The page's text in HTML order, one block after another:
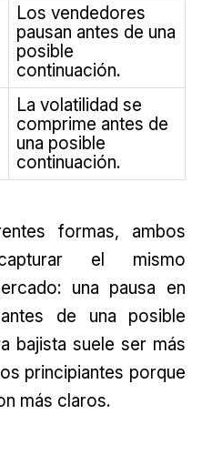
Los vendedores
pausan antes de una
posible
continuación.
La volatilidad se
comprime antes de
una posible
continuación.
formas, ambos
el mismo
una pausa en
de una posible
bajista suele ser más
principiantes porque
más claros.